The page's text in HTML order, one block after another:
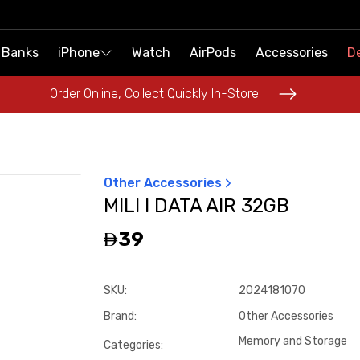
iPhone Watch AirPods Accessories
Order Online, Collect Quickly In-Store
iPhone Watch AirPods Accessories
Order Online, Collect Quickly In-Store
Other Accessories
MILI I DATA AIR 32GB
39
SKU:
2024181070
Brand: Other Accessories
Categories: Memory and Storage